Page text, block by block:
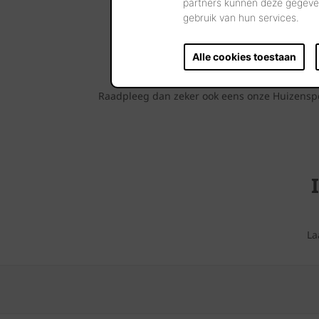
partners kunnen deze
gebruik van hun services.
Alle cookies toestaan
Raadpleeg dan zeker ook eens onze